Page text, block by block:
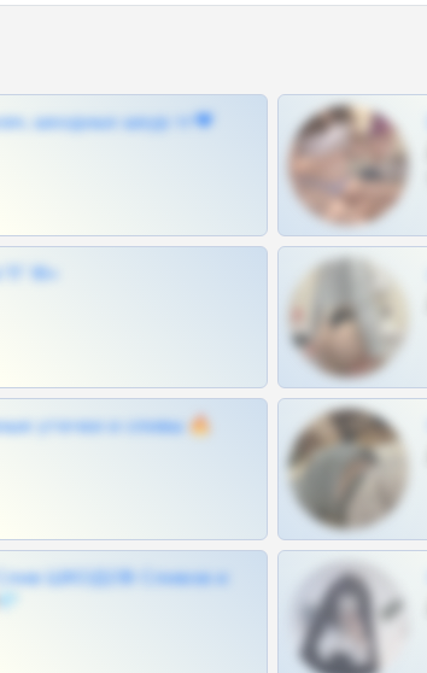
шкодных шкур тг❤
18+
утечки и сливы 🔥
ШКОДОВ Сливов и